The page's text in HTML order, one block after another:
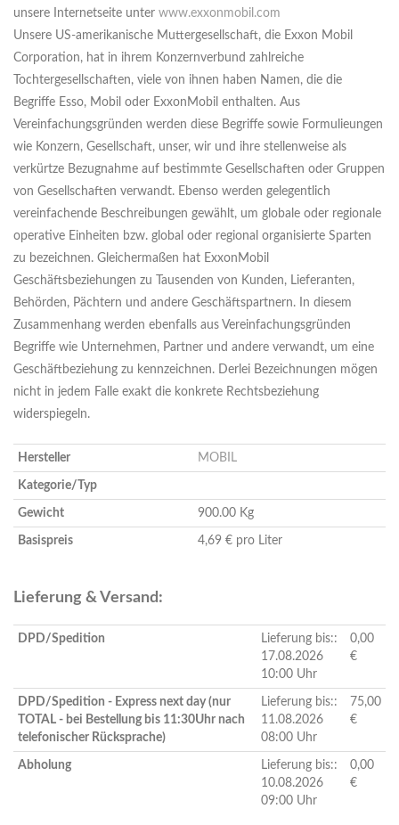
unsere Internetseite unter www.exxonmobil.com
Unsere US-amerikanische Muttergesellschaft, die Exxon Mobil
Corporation, hat in ihrem Konzernverbund zahlreiche
Tochtergesellschaften, viele von ihnen haben Namen, die die
Begriffe Esso, Mobil oder ExxonMobil enthalten. Aus
Vereinfachungsgründen werden diese Begriffe sowie Formulieungen
wie Konzern, Gesellschaft, unser, wir und ihre stellenweise als
verkürtze Bezugnahme auf bestimmte Gesellschaften oder Gruppen
von Gesellschaften verwandt. Ebenso werden gelegentlich
vereinfachende Beschreibungen gewählt, um globale oder regionale
operative Einheiten bzw. global oder regional organisierte Sparten
zu bezeichnen. Gleichermaßen hat ExxonMobil
Geschäftsbeziehungen zu Tausenden von Kunden, Lieferanten,
Behörden, Pächtern und andere Geschäftspartnern. In diesem
Zusammenhang werden ebenfalls aus Vereinfachungsgründen
Begriffe wie Unternehmen, Partner und andere verwandt, um eine
Geschäftbeziehung zu kennzeichnen. Derlei Bezeichnungen mögen
nicht in jedem Falle exakt die konkrete Rechtsbeziehung
widerspiegeln.
Hersteller MOBIL
Kategorie/Typ
Gewicht 900.00 Kg
Basispreis 4,69 € pro Liter
Lieferung & Versand:
DPD/Spedition
Lieferung bis::
17.08.2026
10:00 Uhr
0,00
€
DPD/Spedition - Express next day (nur
TOTAL - bei Bestellung bis 11:30Uhr nach
telefonischer Rücksprache)
Lieferung bis::
11.08.2026
08:00 Uhr
75,00
€
Abholung
Lieferung bis::
10.08.2026
09:00 Uhr
0,00
€